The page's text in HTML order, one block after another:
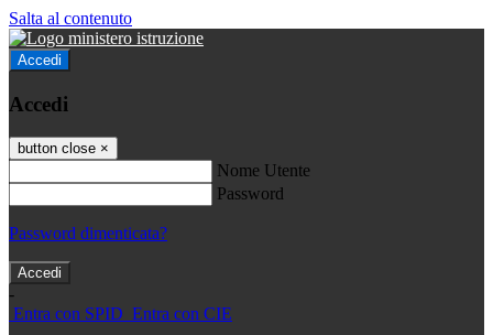
Salta al contenuto
Accedi
Accedi
button close ×
Nome Utente
Password
Password dimenticata?
-
Entra con SPID Entra con CIE